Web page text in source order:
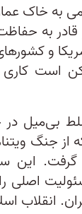
به خاک
به
و
است
بی‌میل
۱۹۷۱، آمریکا
گرفت.
اصلی
به این سیاست